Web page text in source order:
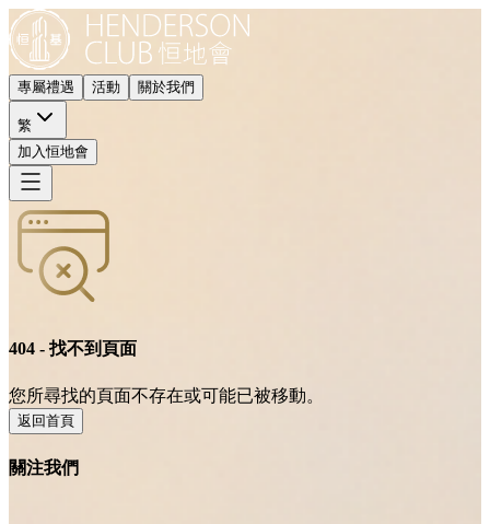
專屬禮遇 活動 關於我們
繁
加入恒地會
404 - 找不到頁面
您所尋找的頁面不存在或可能已被移動。
返回首頁
關注我們